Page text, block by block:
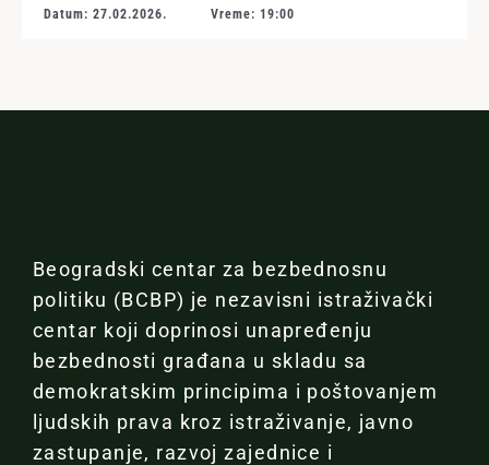
Datum: 27.02.2026. Vreme: 19:00
Beogradski centar za bezbednosnu
politiku (BCBP) je nezavisni istraživački
centar koji doprinosi unapređenju
bezbednosti građana u skladu sa
demokratskim principima i poštovanjem
ljudskih prava kroz istraživanje, javno
zastupanje, razvoj zajednice i